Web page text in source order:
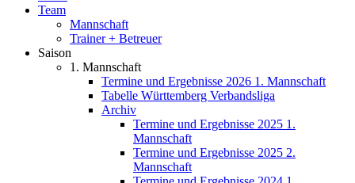
Team
Mannschaft
Trainer + Betreuer
Saison
1. Mannschaft
Termine und Ergebnisse 2026 1. Mannschaft
Tabelle Württemberg Verbandsliga
Archiv
Termine und Ergebnisse 2025 1.
Mannschaft
Termine und Ergebnisse 2025 2.
Mannschaft